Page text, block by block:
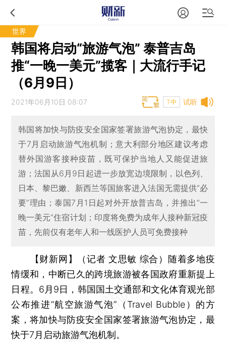
世界
韩国将启动“旅游气泡” 泰普吉岛
推“一晚一美元”揽客｜大流行手记
（6月9日）
试听
2021年06月10日 08:07 T中
韩国将加快与防疫安全国家签署旅游气泡协定，最快
于7月启动旅游气泡机制；意大利部分地区建议考虑
替外国游客接种疫苗，既可保护当地人又能促进旅
游；法国从6月9日起进一步放宽边境限制，以色列、
日本、黎巴嫩、新西兰等国旅客进入法国无需提供“必
要”理由；泰国7月1日起对外开放普吉岛，并推出“一
晚一美元”住宿计划；印度将免费为成年人接种新冠疫
苗，先前仅有老年人和一线医护人员可免费接种
【财新网】（记者 文思敏 综合） 随着多地疫
情缓和，中断已久的跨境旅游被各国政府重新提上
日程。6月9日，韩国国土交通部和文化体育观光部
公布推进“航空旅游气泡”（Travel Bubble）的方
案，将加快与防疫安全国家签署旅游气泡协定，最
快于7月启动旅游气泡机制。